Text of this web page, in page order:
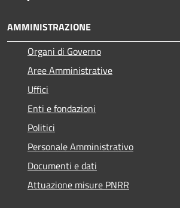
AMMINISTRAZIONE
Organi di Governo
Aree Amministrative
Uffici
Enti e fondazioni
Politici
Personale Amministrativo
Documenti e dati
Attuazione misure PNRR